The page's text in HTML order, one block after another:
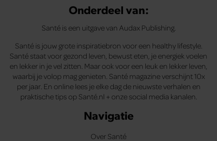
Onderdeel van:
Santé is een uitgave van Audax Publishing.
Santé is jouw grote inspiratiebron voor een healthy lifestyle.
Santé staat voor gezond leven, bewust eten, je energiek voelen
en lekker in je vel zitten. Maar ook voor een leuk en lekker leven,
waarbij je volop mag genieten. Santé magazine verschijnt 10x
per jaar. En online lees je elke dag de nieuwste verhalen en
praktische tips op Santé.nl + onze social media kanalen.
Navigatie
Over Santé